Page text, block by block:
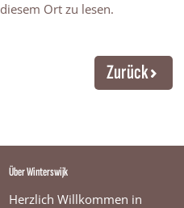
diesem Ort zu lesen.
Zurück
Über Winterswijk
Herzlich Willkommen in